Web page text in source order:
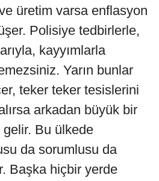
üretim varsa enflasyon
Polisiye tedbirlerle,
kayyımlarla
Yarın bunlar
teker teker tesislerini
arkadan büyük bir
gelir. Bu ülkede
da sorumlusu da
Başka hiçbir yerde